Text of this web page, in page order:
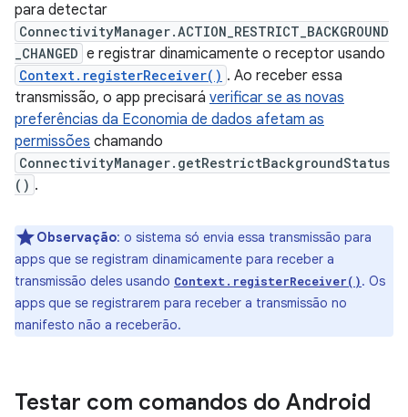
para detectar
ConnectivityManager.ACTION_RESTRICT_BACKGROUND
_CHANGED e registrar dinamicamente o receptor usando
Context.registerReceiver() . Ao receber essa
transmissão, o app precisará verificar se as novas
preferências da Economia de dados afetam as
permissões chamando
ConnectivityManager.getRestrictBackgroundStatus
() .
Observação: o sistema só envia essa transmissão para
apps que se registram dinamicamente para receber a
transmissão deles usando Context.registerReceiver(). Os
apps que se registrarem para receber a transmissão no
manifesto não a receberão.
Testar com comandos do Android